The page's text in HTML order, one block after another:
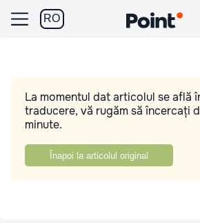
RO
La momentul dat articolul se află
traducere, vă rugăm să încercați
minute.
Înapoi la articolul original